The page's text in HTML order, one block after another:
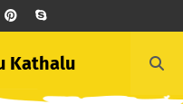
Kathalu